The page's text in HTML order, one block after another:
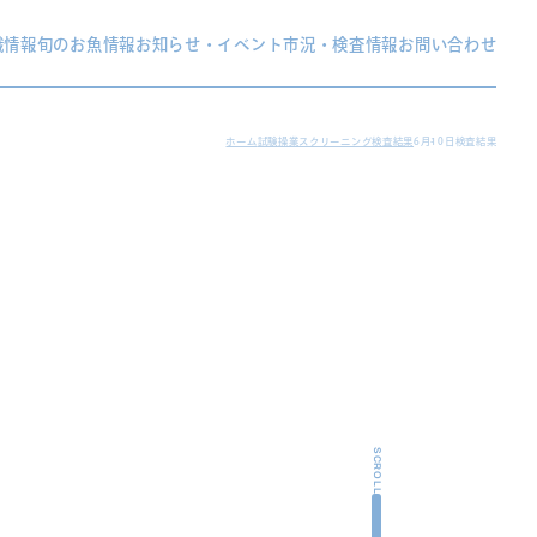
情報旬のお魚情報お知らせ・イベント市況・検査情報お問い合わせ
ホーム 試験操業スクリーニング検査結果6月10日検査結果
SCROLL